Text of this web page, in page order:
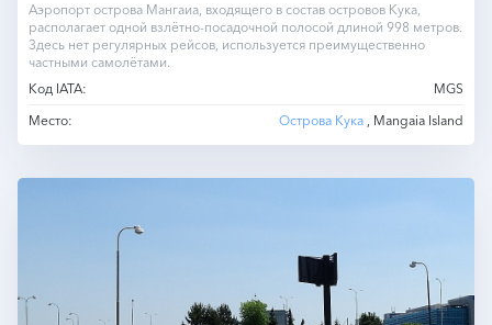
Аэропорт острова Мангаиа, входящего в состав островов Кука,
располагает одной взлётно-посадочной полосой длиной 998 метров.
Здесь нет регулярных рейсов, используется преимущественно
частными самолётами.
Код IATA:
MGS
Место:
Острова Кука , Mangaia Island